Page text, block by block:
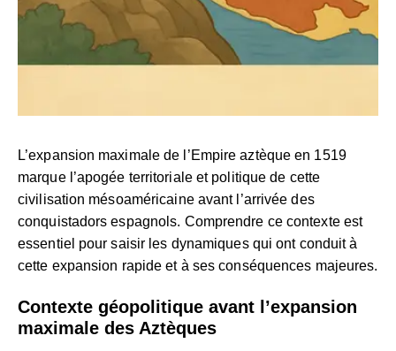
L’expansion maximale de l’Empire aztèque en 1519
marque l’apogée territoriale et politique de cette
civilisation mésoaméricaine avant l’arrivée des
conquistadors espagnols. Comprendre ce contexte est
essentiel pour saisir les dynamiques qui ont conduit à
cette expansion rapide et à ses conséquences majeures.
Contexte géopolitique avant l’expansion
maximale des Aztèques